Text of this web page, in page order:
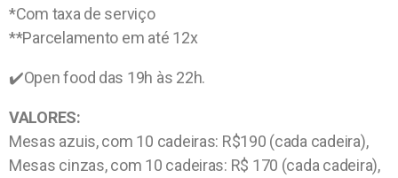
*Com taxa de serviço
**Parcelamento em até 12x
✔️Open food das 19h às 22h.
VALORES:
Mesas azuis, com 10 cadeiras: R$190 (cada cadeira),
Mesas cinzas, com 10 cadeiras: R$ 170 (cada cadeira),